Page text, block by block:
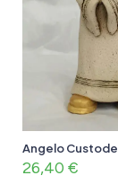
Angelo
26,40 €